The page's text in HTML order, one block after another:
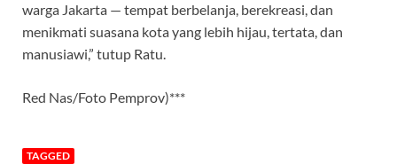
warga Jakarta — tempat berbelanja, berekreasi, dan
menikmati suasana kota yang lebih hijau, tertata, dan
manusiawi,” tutup Ratu.
Red Nas/Foto Pemprov)***
TAGGED